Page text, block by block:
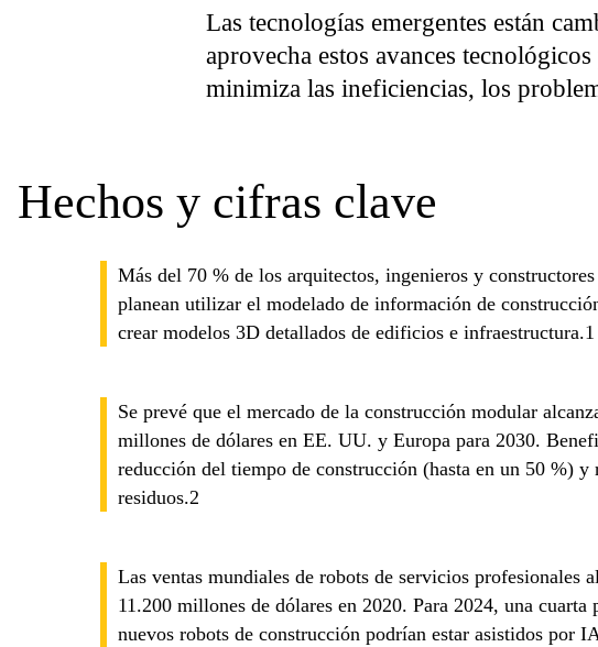
Las tecnologías emergentes están
aprovecha estos avances
minimiza las ineficiencias, los
Hechos y cifras clave
Más del 70 % de los arquitectos, ingenieros y
planean utilizar el modelado de información de
crear modelos 3D detallados de edificios e infraestructura.1
Se prevé que el mercado de la construcción modular
millones de dólares en EE. UU. y Europa para 2030.
reducción del tiempo de construcción (hasta en un 50 %) y
residuos.2
Las ventas mundiales de robots de servicios profesionales
11.200 millones de dólares en 2020. Para 2024, una cuarta
nuevos robots de construcción podrían estar asistidos por